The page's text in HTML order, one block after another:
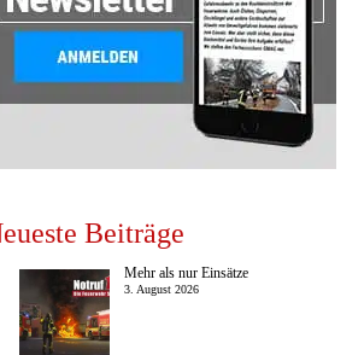
Beiträge
Mehr als nur Einsätze
3. August 2026